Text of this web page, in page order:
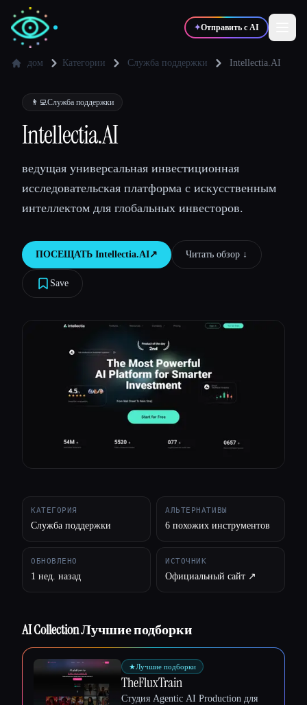
✦Отправить с AI
✍️Писатели
💻
🎓Студенты 🎬 Креаторы
Блог
Сравнить инструменты
дом Категории Служба поддержки Intellectia.AI
👨‍💻Служба поддержки
Intellectia.AI
ведущая универсальная инвестиционная
исследовательская платформа с искусственным
интеллектом для глобальных инвесторов.
ПОСЕЩАТЬ Intellectia.AI↗︎ Читать обзор ↓︎
Save
КАТЕГОРИЯ
Служба поддержки
АЛЬТЕРНАТИВЫ
6 похожих инструментов
ОБНОВЛЕНО
1 нед. назад
ИСТОЧНИК
Официальный сайт ↗︎
AI Collection Лучшие подборки
★Лучшие подборки
TheFluxTrain
Студия Agentic AI Production для